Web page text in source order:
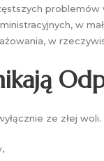
problemów
w
w
ze złej